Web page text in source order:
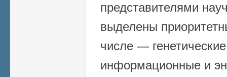
представителями
выделены
числе —
информационные и